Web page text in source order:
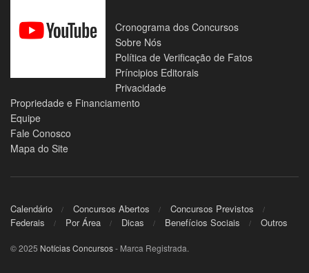
Cronograma dos Concursos
Sobre Nós
Política de Verificação de Fatos
Príncipios Editorais
Privacidade
Propriedade e Financiamento
Equipe
Fale Conosco
Mapa do Site
Calendário Concursos Abertos
Concursos Previstos
Federais
Por Área Dicas Benefícios Sociais Outros
© 2025 Notícias Concursos- Marca Registrada.